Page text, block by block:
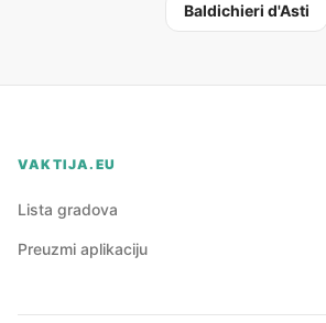
Baldichieri d'Asti
VAKTIJA.EU
Lista gradova
Preuzmi aplikaciju